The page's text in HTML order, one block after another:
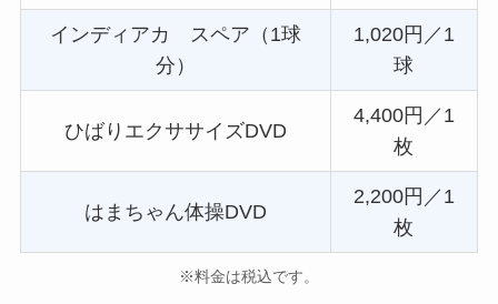
インディアカ スペア（1球
分）
1,020円／1
球
ひばりエクササイズDVD
4,400円／1
枚
はまちゃん体操DVD
2,200円／1
枚
※料金は税込です。